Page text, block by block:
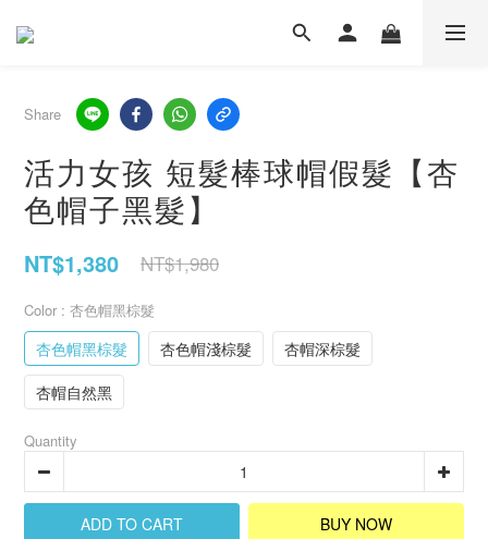
Share
活力女孩 短髮棒球帽假髮【杏
色帽子黑髮】
NT$1,380 NT$1,980
Color : 杏色帽黑棕髮
杏色帽黑棕髮 杏色帽淺棕髮
杏帽深棕髮
杏帽自然黑
Quantity
ADD TO CART BUY NOW